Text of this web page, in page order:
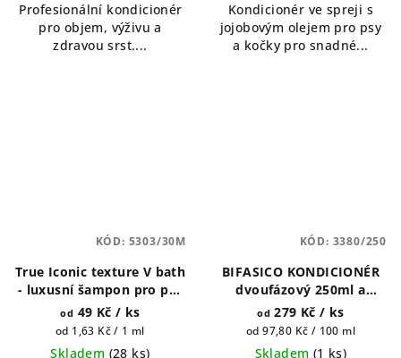
Profesionální kondicionér
pro objem, výživu a
zdravou srst....
z
5
hvězdiček.
Kondicionér ve spreji s
jojobovým olejem pro psy
a kočky pro snadné...
True Iconic texture V bath
- luxusní šampon pro psy
400ml a 1 galon (4500ml)
od 49 Kč / ks
Měrná
cena:
od 1,63 Kč / 1 ml
Skladem (28 ks)
KÓD: 5303/30M
BIFASICO KONDICIONÉR
dvoufázový 250ml a
500ml
od 279 Kč/ ks
Měrná
cena:
od 97,80 Kč / 100 ml
Skladem (1 ks)
KÓD: 3380/250